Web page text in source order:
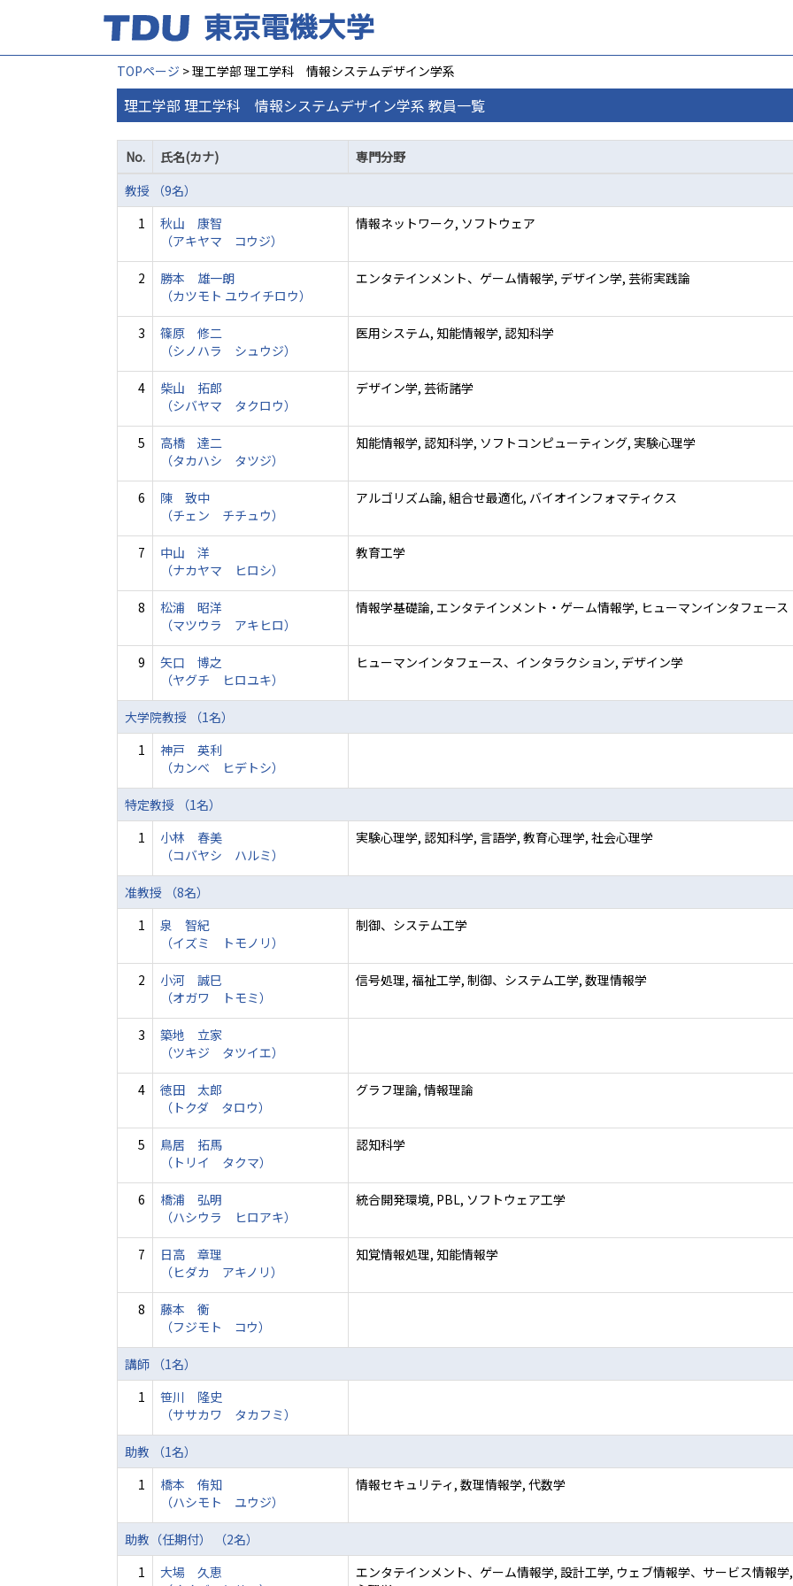
TOPページ > 理工学部 理工学科 情報システムデザイン学系
理工学部 理工学科 情報システムデザイン学系 教員一覧
No. 氏名(カナ)
専門分野
教授 （9名）
1
秋山 康智
（アキヤマ コウジ）
情報ネットワーク, ソフトウェア
2
勝本 雄一朗
（カツモト ユウイチロウ）
エンタテインメント、ゲーム情報学, デザイン学, 芸術実践論
3
篠原 修二
（シノハラ シュウジ）
医用システム, 知能情報学, 認知科学
4
柴山 拓郎
（シバヤマ タクロウ）
デザイン学, 芸術諸学
5
高橋 達二
（タカハシ タツジ）
知能情報学, 認知科学, ソフトコンピューティング, 実験心理学
6
陳 致中
（チェン チチュウ）
アルゴリズム論, 組合せ最適化, バイオインフォマティクス
7
中山 洋
（ナカヤマ ヒロシ）
教育工学
8
松浦 昭洋
（マツウラ アキヒロ）
情報学基礎論, エンタテインメント・ゲーム情報学, ヒューマンインタフェー
9
矢口 博之
（ヤグチ ヒロユキ）
ヒューマンインタフェース、インタラクション, デザイン学
大学院教授 （1名）
1
神戸 英利
（カンベ ヒデトシ）
特定教授 （1名）
1
小林 春美
（コバヤシ ハルミ）
実験心理学, 認知科学, 言語学, 教育心理学, 社会心理学
准教授 （8名）
1
泉 智紀
（イズミ トモノリ）
制御、システム工学
2
小河 誠巳
（オガワ トモミ）
信号処理, 福祉工学, 制御、システム工学, 数理情報学
3
築地 立家
（ツキジ タツイエ）
4
徳田 太郎
（トクダ タロウ）
グラフ理論, 情報理論
5
鳥居 拓馬
（トリイ タクマ）
認知科学
6
橋浦 弘明
（ハシウラ ヒロアキ）
統合開発環境, PBL, ソフトウェア工学
7
日高 章理
（ヒダカ アキノリ）
知覚情報処理, 知能情報学
8
藤本 衡
（フジモト コウ）
講師 （1名）
1
笹川 隆史
（ササカワ タカフミ）
助教 （1名）
1
橋本 侑知
（ハシモト ユウジ）
情報セキュリティ, 数理情報学, 代数学
助教（任期付） （2名）
1
大場 久恵
エンタテインメント、ゲーム情報学, 設計工学, ウェブ情報学、サービス情報